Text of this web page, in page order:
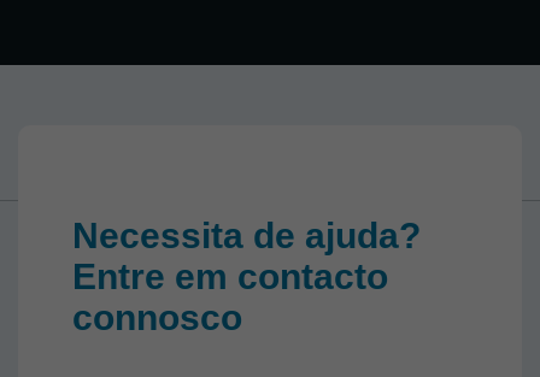
Necessita de ajuda?
Entre em contacto
connosco